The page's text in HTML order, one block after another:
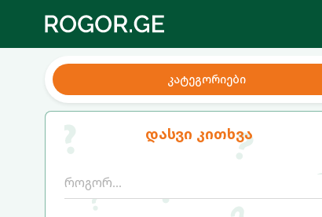
კატეგორიები
დასვი კითხვა